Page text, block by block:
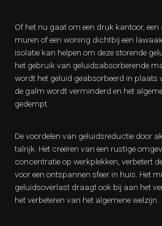
Of het nu gaat om een druk kantoor,
muren of een woning dichtbij een
isolatie kan helpen om deze storende
het gebruik van geluidsabsorberende
wordt het geluid geabsorbeerd in plaats
de galm wordt verminderd en het
gedempt.
De voordelen van geluidsreductie door
talrijk. Het creëren van een rustige
concentratie op werkplekken, verbetert
voor een ontspannen sfeer in huis. Het
geluidsoverlast draagt ook bij aan het
het verbeteren van het algemene welzijn.